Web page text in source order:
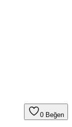
0 Beğen